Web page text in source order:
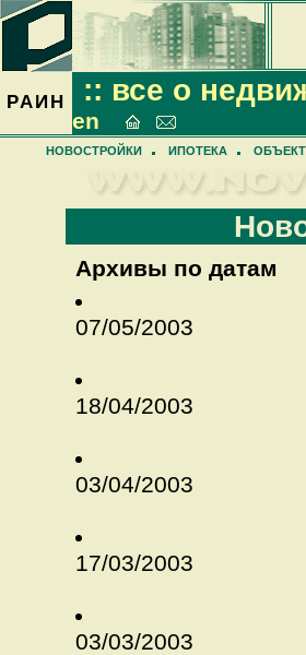
РАИН :: все о
en
НОВОСТРОЙКИ ИПОТЕКА
Архивы по датам
07/05/2003
18/04/2003
03/04/2003
17/03/2003
03/03/2003